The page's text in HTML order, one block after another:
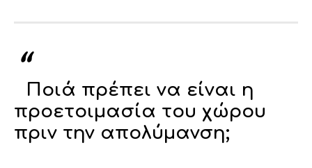
Ποιά πρέπει να είναι η
προετοιμασία του χώρου
πριν την απολύμανση;